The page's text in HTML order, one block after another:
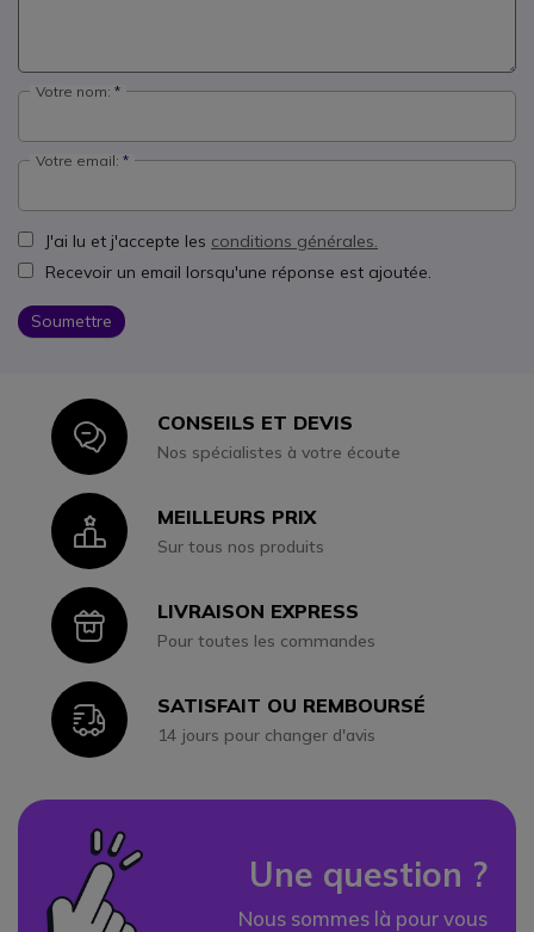
Votre nom:
Votre email:
J'ai lu et j'accepte les conditions générales.
Recevoir un email lorsqu'une réponse est ajoutée.
Soumettre
IconCONSEILS ET DEVIS
Nos spécialistes à votre écoute
IconMEILLEURS PRIX
Sur tous nos produits
IconLIVRAISON EXPRESS
Pour toutes les commandes
IconSATISFAIT OU REMBOURSÉ
14 jours pour changer d'avis
Une question ?
Nous sommes là pour vous